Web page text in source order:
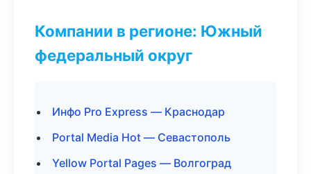
Компании в регионе: Южный
федеральный округ
Инфо Pro Express — Краснодар
Portal Media Hot — Севастополь
Yellow Portal Pages — Волгоград